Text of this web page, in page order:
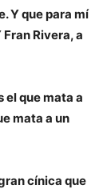
Y que para mí
Rivera, a
el que mata a
mata a un
cínica que